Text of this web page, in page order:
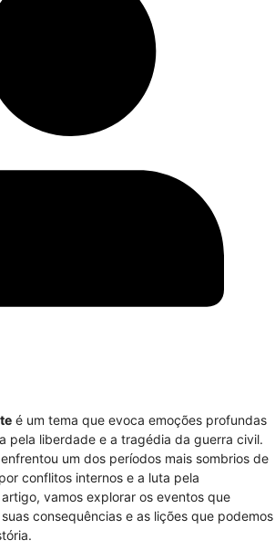
é um tema que evoca emoções profundas
pela liberdade e a tragédia da guerra civil.
um dos períodos mais sombrios de
conflitos internos e a luta pela
vamos explorar os eventos que
consequências e as lições que podemos